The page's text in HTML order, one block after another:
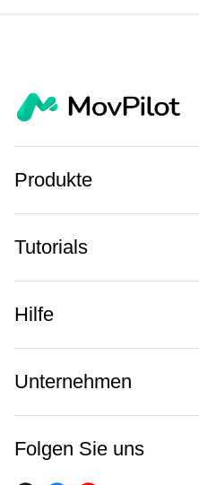
Produkte
Tutorials
Hilfe
Unternehmen
Folgen Sie uns